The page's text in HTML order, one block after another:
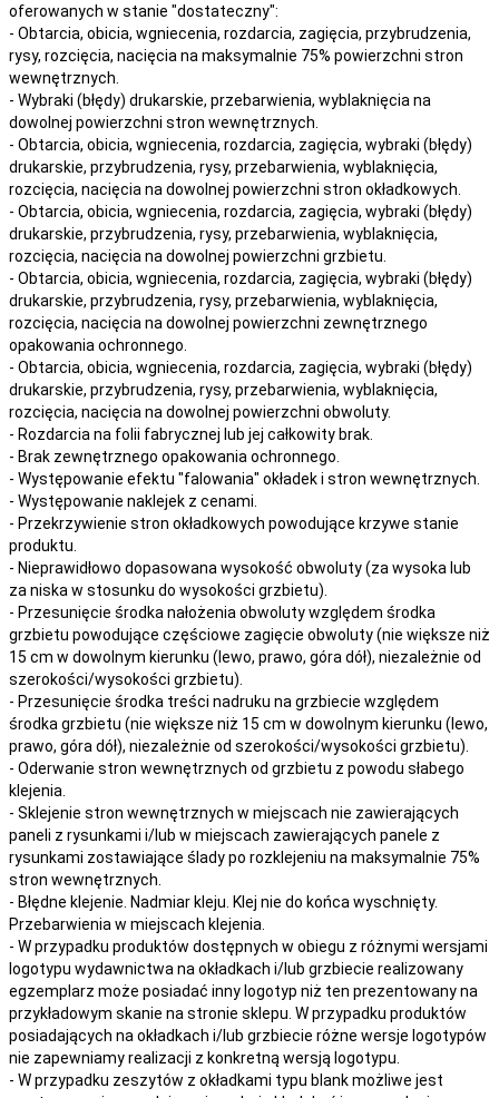
oferowanych w stanie "dostateczny":
- Obtarcia, obicia, wgniecenia, rozdarcia, zagięcia, przybrudzenia,
rysy, rozcięcia, nacięcia na maksymalnie 75% powierzchni stron
wewnętrznych.
- Wybraki (błędy) drukarskie, przebarwienia, wyblaknięcia na
dowolnej powierzchni stron wewnętrznych.
- Obtarcia, obicia, wgniecenia, rozdarcia, zagięcia, wybraki (błędy)
drukarskie, przybrudzenia, rysy, przebarwienia, wyblaknięcia,
rozcięcia, nacięcia na dowolnej powierzchni stron okładkowych.
- Obtarcia, obicia, wgniecenia, rozdarcia, zagięcia, wybraki (błędy)
drukarskie, przybrudzenia, rysy, przebarwienia, wyblaknięcia,
rozcięcia, nacięcia na dowolnej powierzchni grzbietu.
- Obtarcia, obicia, wgniecenia, rozdarcia, zagięcia, wybraki (błędy)
drukarskie, przybrudzenia, rysy, przebarwienia, wyblaknięcia,
rozcięcia, nacięcia na dowolnej powierzchni zewnętrznego
opakowania ochronnego.
- Obtarcia, obicia, wgniecenia, rozdarcia, zagięcia, wybraki (błędy)
drukarskie, przybrudzenia, rysy, przebarwienia, wyblaknięcia,
rozcięcia, nacięcia na dowolnej powierzchni obwoluty.
- Rozdarcia na folii fabrycznej lub jej całkowity brak.
- Brak zewnętrznego opakowania ochronnego.
- Występowanie efektu "falowania" okładek i stron wewnętrznych.
- Występowanie naklejek z cenami.
- Przekrzywienie stron okładkowych powodujące krzywe stanie
produktu.
- Nieprawidłowo dopasowana wysokość obwoluty (za wysoka lub
za niska w stosunku do wysokości grzbietu).
- Przesunięcie środka nałożenia obwoluty względem środka
grzbietu powodujące częściowe zagięcie obwoluty (nie większe niż
15 cm w dowolnym kierunku (lewo, prawo, góra dół), niezależnie od
szerokości/wysokości grzbietu).
- Przesunięcie środka treści nadruku na grzbiecie względem
środka grzbietu (nie większe niż 15 cm w dowolnym kierunku (lewo,
prawo, góra dół), niezależnie od szerokości/wysokości grzbietu).
- Oderwanie stron wewnętrznych od grzbietu z powodu słabego
klejenia.
- Sklejenie stron wewnętrznych w miejscach nie zawierających
paneli z rysunkami i/lub w miejscach zawierających panele z
rysunkami zostawiające ślady po rozklejeniu na maksymalnie 75%
stron wewnętrznych.
- Błędne klejenie. Nadmiar kleju. Klej nie do końca wyschnięty.
Przebarwienia w miejscach klejenia.
- W przypadku produktów dostępnych w obiegu z różnymi wersjami
logotypu wydawnictwa na okładkach i/lub grzbiecie realizowany
egzemplarz może posiadać inny logotyp niż ten prezentowany na
przykładowym skanie na stronie sklepu. W przypadku produktów
posiadających na okładkach i/lub grzbiecie różne wersje logotypów
nie zapewniamy realizacji z konkretną wersją logotypu.
- W przypadku zeszytów z okładkami typu blank możliwe jest